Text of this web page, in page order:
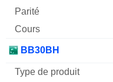
BB30BH